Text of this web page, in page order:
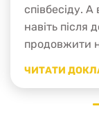
співбесіду.
навіть після
продовжити
Скайпу.
ЧИТАТИ